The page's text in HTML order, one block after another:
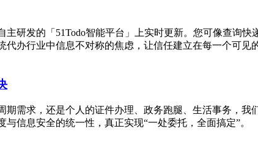
研发的「51Todo智能平台」上实时更新。您可像查询
办行业中信息不对称的焦虑，让信任建立在每一个可见
需求，还是个人的证件办理、政务跑腿、生活事务，
信息安全的统一性，真正实现“一处委托，全面搞定”。